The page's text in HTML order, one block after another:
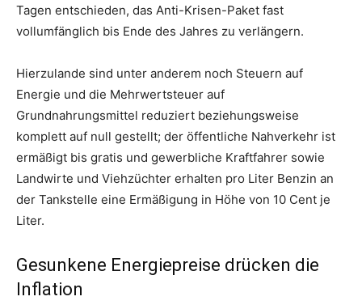
Tagen entschieden, das Anti-Krisen-Paket fast
vollumfänglich bis Ende des Jahres zu verlängern.
Hierzulande sind unter anderem noch Steuern auf
Energie und die Mehrwertsteuer auf
Grundnahrungsmittel reduziert beziehungsweise
komplett auf null gestellt; der öffentliche Nahverkehr ist
ermäßigt bis gratis und gewerbliche Kraftfahrer sowie
Landwirte und Viehzüchter erhalten pro Liter Benzin an
der Tankstelle eine Ermäßigung in Höhe von 10 Cent je
Liter.
Gesunkene Energiepreise drücken die
Inflation